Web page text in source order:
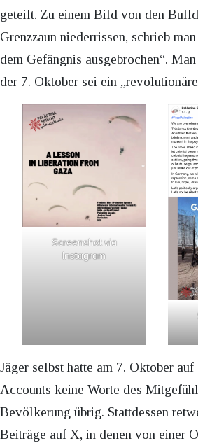
geteilt. Zu einem Bild von den
Grenzzaun niederrissen, schrieb
dem Gefängnis ausgebrochen“.
der 7. Oktober sei ein
Screenshot via
Instagram
Jäger selbst hatte am 7. Oktober
Accounts keine Worte des
Bevölkerung übrig. Stattdessen
Beiträge auf X, in denen von einer